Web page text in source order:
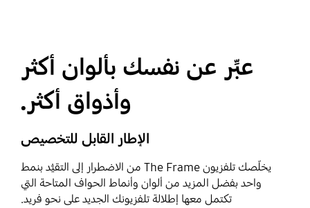
عبِّر عن نفسك بألوان أكثر
وأذواق أكثر.
الإطار القابل للتخصيص
يخلّصك تلفزيون The Frame من الاضطرار إلى التقيُّد بنمط
واحد بفضل المزيد من ألوان وأنماط الحواف المتاحة التي
تكتمل معها إطلالة تلفزيونك الجديد على نحو فريد.